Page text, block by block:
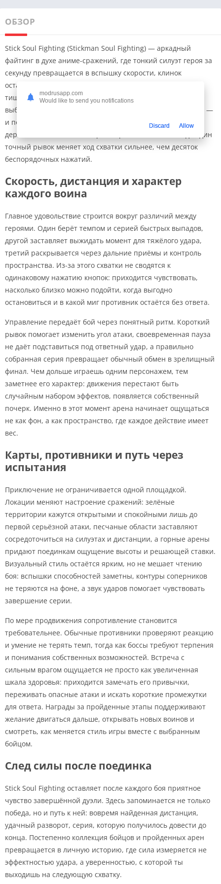
ОБЗОР
Stick Soul Fighting (Stickman Soul Fighting) — аркадный
файтинг в духе аниме-сражений, где тонкий силуэт героя за
секунду превращается в вспышку скорости, клинок
оставляет световой след, а удачный приём разрывает
тишину коротким ударом. Здесь нет долгих вступлений:
выбрал бойца, вышел на арену, почувствовал дистанцию —
и поединок уже требует полной концентрации. Мир
держится на знакомой энергии противостояний, когда один
точный рывок меняет ход схватки сильнее, чем десяток
беспорядочных нажатий.
Скорость, дистанция и характер
каждого воина
Главное удовольствие строится вокруг различий между
героями. Один берёт темпом и серией быстрых выпадов,
другой заставляет выжидать момент для тяжёлого удара,
третий раскрывается через дальние приёмы и контроль
пространства. Из-за этого схватки не сводятся к
одинаковому нажатию кнопок: приходится чувствовать,
насколько близко можно подойти, когда выгодно
остановиться и в какой миг противник остаётся без ответа.
Управление передаёт бой через понятный ритм. Короткий
рывок помогает изменить угол атаки, своевременная пауза
не даёт подставиться под ответный удар, а правильно
собранная серия превращает обычный обмен в зрелищный
финал. Чем дольше играешь одним персонажем, тем
заметнее его характер: движения перестают быть
случайным набором эффектов, появляется собственный
почерк. Именно в этот момент арена начинает ощущаться
не как фон, а как пространство, где каждое действие имеет
вес.
Карты, противники и путь через
испытания
Приключение не ограничивается одной площадкой.
Локации меняют настроение сражений: зелёные
территории кажутся открытыми и спокойными лишь до
первой серьёзной атаки, песчаные области заставляют
сосредоточиться на силуэтах и дистанции, а горные арены
придают поединкам ощущение высоты и решающей ставки.
Визуальный стиль остаётся ярким, но не мешает чтению
боя: вспышки способностей заметны, контуры соперников
не теряются на фоне, а звук ударов помогает чувствовать
завершение серии.
По мере продвижения сопротивление становится
требовательнее. Обычные противники проверяют реакцию
и умение не терять темп, тогда как боссы требуют терпения
и понимания собственных возможностей. Встреча с
сильным врагом ощущается не просто как увеличенная
шкала здоровья: приходится замечать его привычки,
переживать опасные атаки и искать короткие промежутки
для ответа. Награды за пройденные этапы поддерживают
желание двигаться дальше, открывать новых воинов и
смотреть, как меняется стиль игры вместе с выбранным
бойцом.
След силы после поединка
Stick Soul Fighting оставляет после каждого боя приятное
чувство завершённой дуэли. Здесь запоминается не только
победа, но и путь к ней: вовремя найденная дистанция,
удачный разворот, серия, которую получилось довести до
конца. Постепенно коллекция бойцов и пройденных арен
превращается в личную историю, где сила измеряется не
эффектностью удара, а уверенностью, с которой ты
выходишь на следующую схватку.
modrusapp.com
Would like to send you notifications
Discard Allow